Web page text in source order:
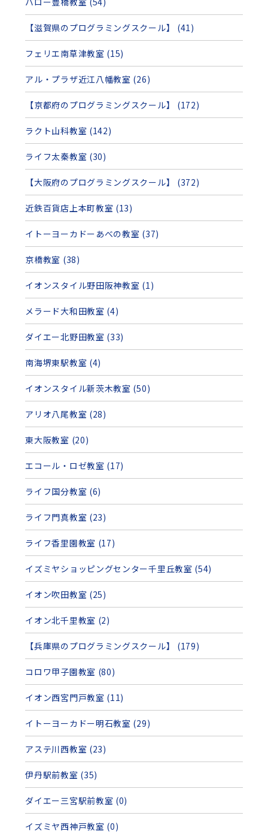
【滋賀県のプログラミングスクール】 (41)
フェリエ南草津教室 (15)
アル・プラザ近江八幡教室 (26)
【京都府のプログラミングスクール】 (172)
ラクト山科教室 (142)
ライフ太秦教室 (30)
【大阪府のプログラミングスクール】 (372)
近鉄百貨店上本町教室 (13)
イトーヨーカドーあべの教室 (37)
京橋教室 (38)
イオンスタイル野田阪神教室 (1)
メラード大和田教室 (4)
ダイエー北野田教室 (33)
南海堺東駅教室 (4)
イオンスタイル新茨木教室 (50)
アリオ八尾教室 (28)
東大阪教室 (20)
エコール・ロゼ教室 (17)
ライフ国分教室 (6)
ライフ門真教室 (23)
ライフ香里園教室 (17)
イズミヤショッピングセンター千里丘教室 (54)
イオン吹田教室 (25)
イオン北千里教室 (2)
【兵庫県のプログラミングスクール】 (179)
コロワ甲子園教室 (80)
イオン西宮門戸教室 (11)
イトーヨーカドー明石教室 (29)
アステ川西教室 (23)
伊丹駅前教室 (35)
ダイエー三宮駅前教室 (0)
イズミヤ西神戸教室 (0)